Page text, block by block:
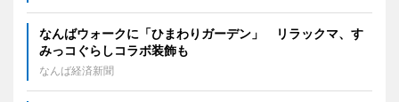
なんばウォークに「ひまわりガーデン」 リラックマ、す
みっコぐらしコラボ装飾も
なんば経済新聞